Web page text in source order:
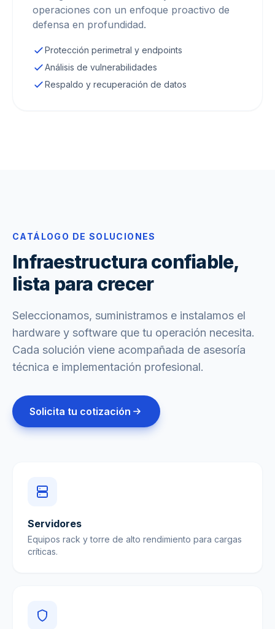
operaciones con un enfoque proactivo de
defensa en profundidad.
Protección perimetral y endpoints
Análisis de vulnerabilidades
Respaldo y recuperación de datos
CATÁLOGO DE SOLUCIONES
Infraestructura confiable,
lista para crecer
Seleccionamos, suministramos e instalamos el
hardware y software que tu operación necesita.
Cada solución viene acompañada de asesoría
técnica e implementación profesional.
Solicita tu cotización
Servidores
Equipos rack y torre de alto rendimiento para cargas
críticas.